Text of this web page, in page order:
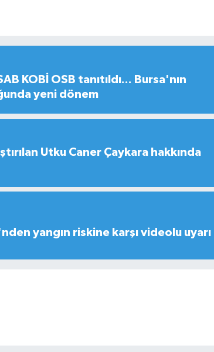
KOBİ OSB tanıtıldı... Bursa'nın
yeni dönem
Utku Caner Çaykara hakkında
yangın riskine karşı videolu uyarı